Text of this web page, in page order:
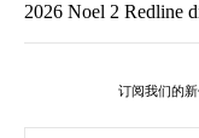
2026 Noel 2 Redline
订阅我们的